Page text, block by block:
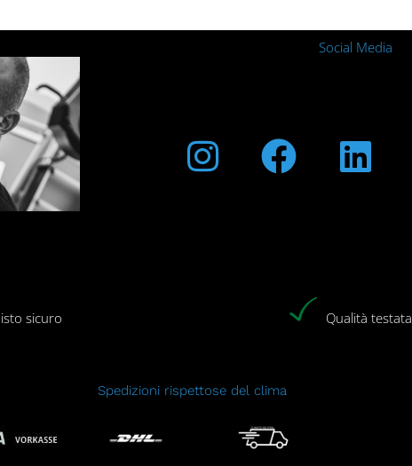
Social Media
sicuro Qualità testata
Spedizioni rispettose del clima